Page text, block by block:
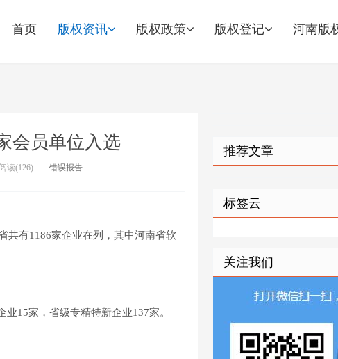
首页 版权资讯 版权政策 版权登记 河南版
会员单位入选
阅读(126) 错误报告
共有1186家企业在列，其中河南省软
15家，省级专精特新企业137家。
推荐文章
标签云
关注我们